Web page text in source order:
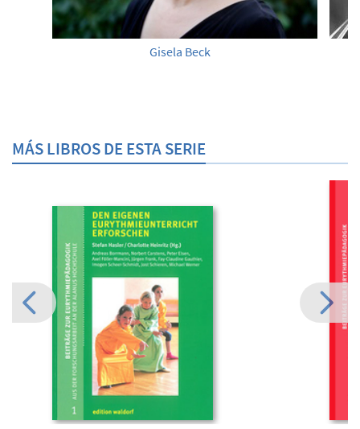
Gisela Beck
MÁS LIBROS DE ESTA SERIE